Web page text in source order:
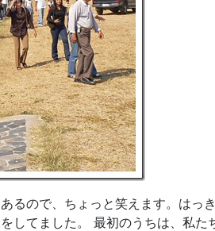
るので、ちょっと笑えます。はっ
してました。 最初のうちは、私た